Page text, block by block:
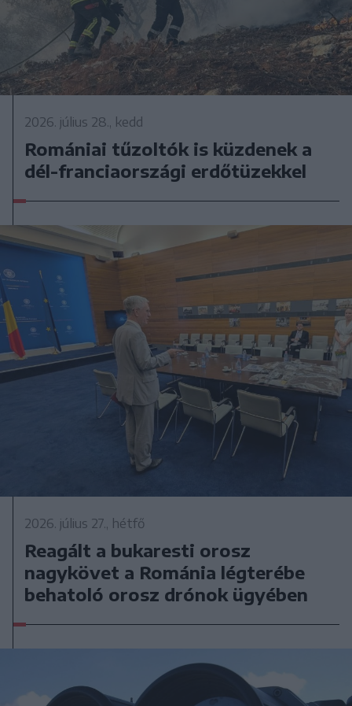
2026. július 28., kedd
Romániai tűzoltók is küzdenek a
dél-franciaországi erdőtüzekkel
2026. július 27., hétfő
Reagált a bukaresti orosz
nagykövet a Románia légterébe
behatoló orosz drónok ügyében